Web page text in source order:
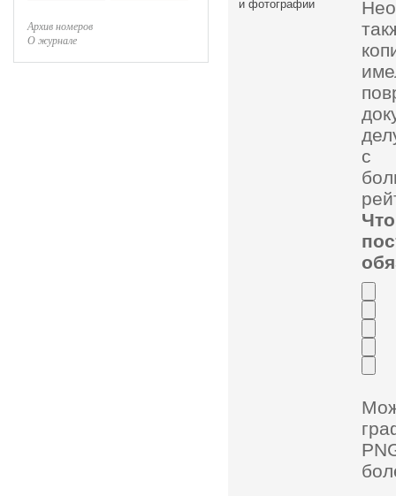
Архив номеров
О журнале
и фотографии
с